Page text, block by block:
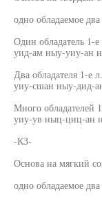
одно обладаемое
Один обладатель
уид-ам ныу-уиу-ан
Два обладателя 1-
уиу-сшан ныу-дид-
Много обладателей
уиу-ув ныц-циц-ан
-КЗ-
Основа на мягкий
одно обладаемое